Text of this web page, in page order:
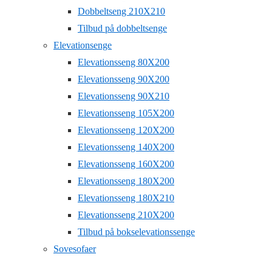
Dobbeltseng 210X210
Tilbud på dobbeltsenge
Elevationsenge
Elevationsseng 80X200
Elevationsseng 90X200
Elevationsseng 90X210
Elevationsseng 105X200
Elevationsseng 120X200
Elevationsseng 140X200
Elevationsseng 160X200
Elevationsseng 180X200
Elevationsseng 180X210
Elevationsseng 210X200
Tilbud på bokselevationssenge
Sovesofaer